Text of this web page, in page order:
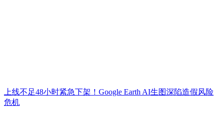
上线不足48小时紧急下架！Google Earth AI生图深陷造假风险
危机